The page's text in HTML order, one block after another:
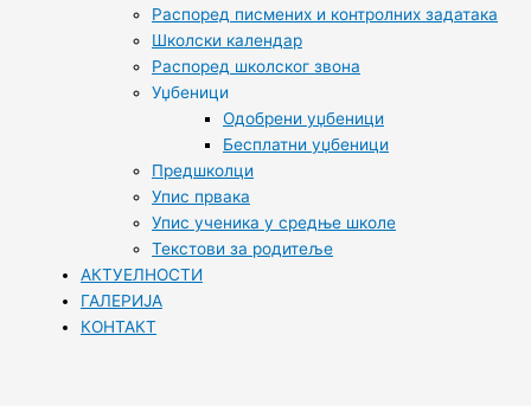
Распоред писмених и контролних задатака
Школски календар
Распоред школског звона
Уџбеници
Одобрени уџбеници
Бесплатни уџбеници
Предшколци
Упис првака
Упис ученика у средње школе
Текстови за родитеље
АКТУЕЛНОСТИ
ГАЛЕРИЈА
КОНТАКТ